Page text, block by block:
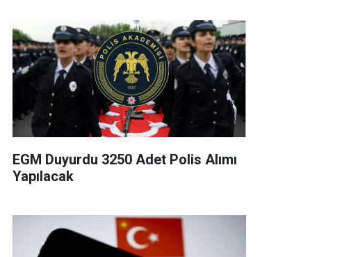
EGM Duyurdu 3250 Adet Polis Alımı
Yapılacak